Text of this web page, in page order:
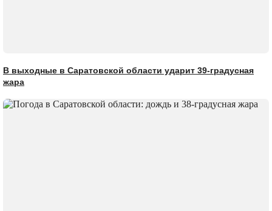
В выходные в Саратовской области ударит 39-градусная
жара